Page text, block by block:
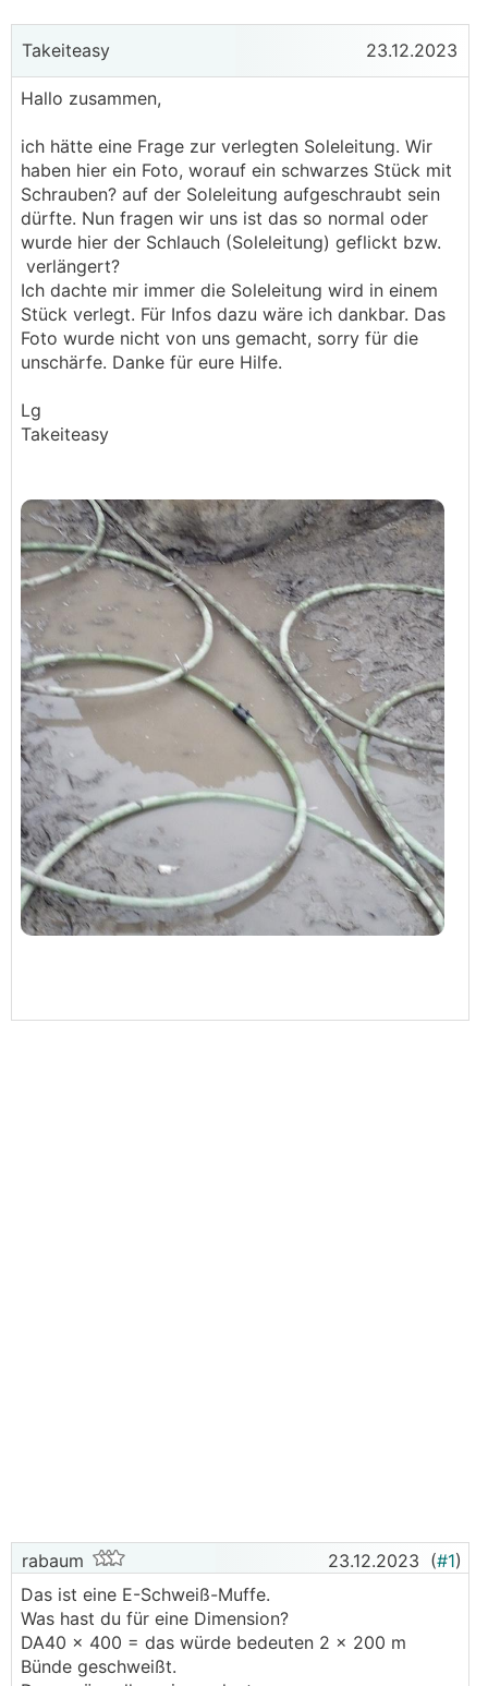
Takeiteasy 23.12.2023
Hallo zusammen,
ich hätte eine Frage zur verlegten Soleleitung. Wir
haben hier ein Foto, worauf ein schwarzes Stück mit
Schrauben? auf der Soleleitung aufgeschraubt sein
dürfte. Nun fragen wir uns ist das so normal oder
wurde hier der Schlauch (Soleleitung) geflickt bzw.
verlängert?
Ich dachte mir immer die Soleleitung wird in einem
Stück verlegt. Für Infos dazu wäre ich dankbar. Das
Foto wurde nicht von uns gemacht, sorry für die
unschärfe. Danke für eure Hilfe.
Lg
Takeiteasy
rabaum 23.12.2023 (#1)
Das ist eine E-Schweiß-Muffe.
Was hast du für eine Dimension?
DA40 x 400 = das würde bedeuten 2 x 200 m
Bünde geschweißt.